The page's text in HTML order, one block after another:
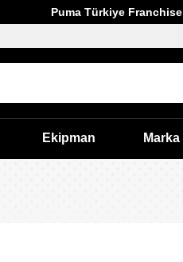
Puma Türkiye Franchise
Ekipman Marka